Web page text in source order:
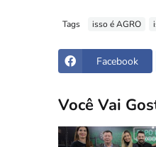
Tags isso é AGRO
Facebook
Você Vai